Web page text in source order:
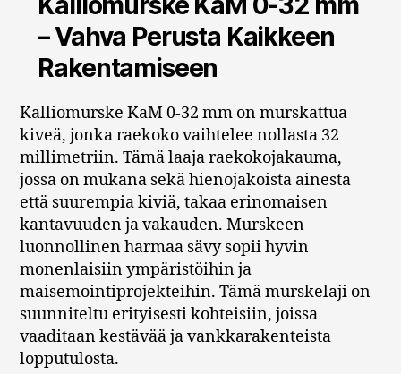
– Vahva Perusta Kaikkeen
Rakentamiseen
Kalliomurske KaM 0-32 mm on murskattua
kiveä, jonka raekoko vaihtelee nollasta 32
millimetriin. Tämä laaja raekokojakauma,
jossa on mukana sekä hienojakoista ainesta
että suurempia kiviä, takaa erinomaisen
kantavuuden ja vakauden. Murskeen
luonnollinen harmaa sävy sopii hyvin
monenlaisiin ympäristöihin ja
maisemointiprojekteihin. Tämä murskelaji on
suunniteltu erityisesti kohteisiin, joissa
vaaditaan kestävää ja vankkarakenteista
lopputulosta.